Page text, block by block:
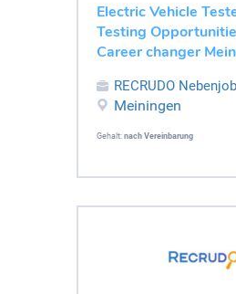
Electric Vehicle
Testing
Career changer
RECRUDO
Meiningen
Gehalt: nach Vereinbarung